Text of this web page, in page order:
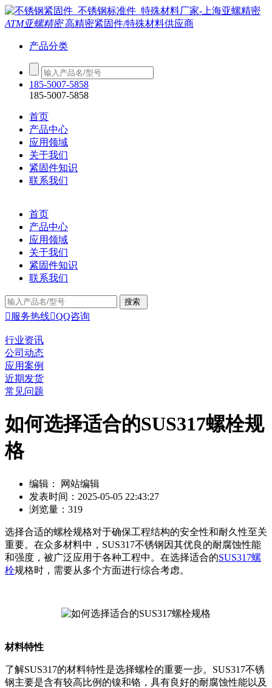
ATM亚螺精密高精密紧固件/特殊材料供应商
产品分类
185-5007-5858
185-5007-5858
首页
产品中心
应用领域
关于我们
紧固件知识
联系我们
首页
产品中心
应用领域
关于我们
紧固件知识
联系我们
 服务热线QQ咨询
行业资讯
公司动态
应用案例
近期发货
常见问题
如何选择适合的SUS317螺栓规
格
编辑： 网站编辑
发表时间：2025-05-05 22:43:27
浏览量：319
选择合适的螺栓规格对于确保工程结构的安全性和耐久性至关
重要。在众多材料中，SUS317不锈钢因其优良的耐腐蚀性能
和强度，被广泛应用于各种工程中。在选择适合的SUS317螺
栓规格时，需要从多个方面进行综合考虑。
材料特性
了解SUS317的材料特性是选择螺栓的重要一步。SUS317不锈
钢主要是含有较高比例的镍和铬，具有良好的耐腐蚀性能以及